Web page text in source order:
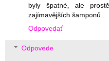
byly špatné, ale
zajímavějších šamponů..
Odpovedať
Odpovede